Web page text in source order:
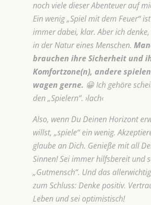
noch viele dieser Abenteuer auf
Ein wenig „Spiel mit dem Feuer“
immer dabei, klar. Aber ich
in der Natur eines Menschen.
brauchen ihre Sicherheit und
Komfortzone(n), andere
wagen gerne. 😀 Ich gehöre
den „Spielern“. ›lach‹
Also, wenn Du Deinen Horizont
willst, „spiele“ ein wenig.
glaube an Dich. Genieße mit all
Sinnen! Sei immer hilfsbereit und
„Gutmensch“. Und das
zum Schluss: Denke positiv.
Leben und sei optimistisch!